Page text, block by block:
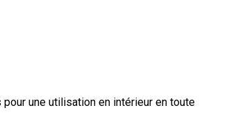
pour une utilisation en intérieur en toute